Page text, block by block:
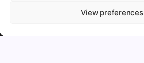
View preferences